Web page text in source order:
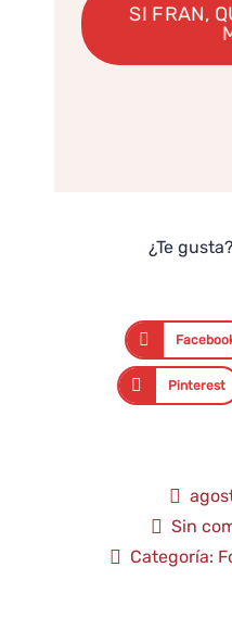
SI FRAN,
¿Te
Pinterest
Sin
Categoría: